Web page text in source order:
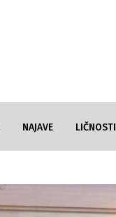
NAJAVE LIČNOSTI